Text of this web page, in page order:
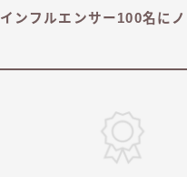
インフルエンサー100名に